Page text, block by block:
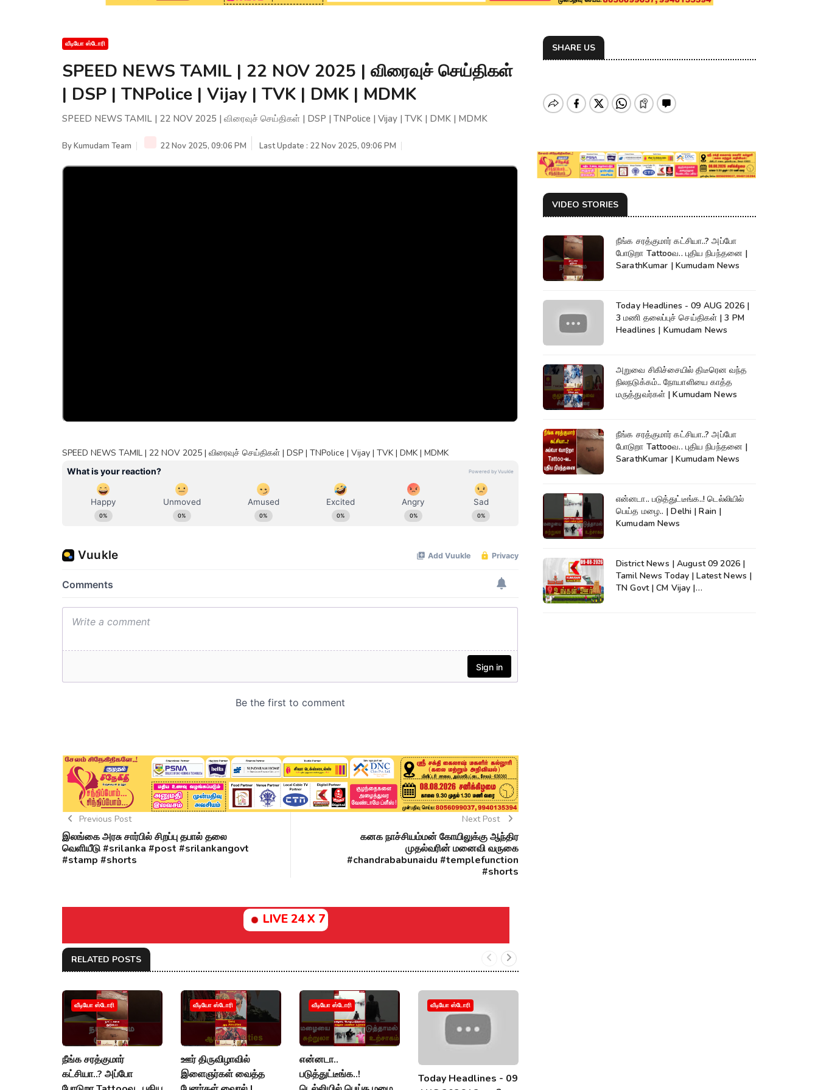
வீடியோ ஸ்டோரி
SPEED NEWS TAMIL | 22 NOV 2025 | விரைவுச் செய்திகள்
| DSP | TNPolice | Vijay | TVK | DMK | MDMK
SPEED NEWS TAMIL | 22 NOV 2025 | விரைவுச் செய்திகள் | DSP | TNPolice | Vijay | TVK | DMK | MDMK
ByKumudam Team 22 Nov 2025, 09:06 PM Last Update : 22 Nov 2025, 09:06 PM
SPEED NEWS TAMIL | 22 NOV 2025 | விரைவுச் செய்திகள் | DSP | TNPolice | Vijay | TVK | DMK | MDMK
Previous Post
இலங்கை அரசு சார்பில் சிறப்பு தபால் தலை
வெளியீடு #srilanka #post #srilankangovt
#stamp #shorts
Next Post
கனக நாச்சியம்மன் கோயிலுக்கு ஆந்திர
முதல்வரின் மனைவி வருகை
#chandrababunaidu #templefunction
#shorts
LIVE 24 X 7
RELATED POSTS
வீடியோ ஸ்டோரி
நீங்க சரத்குமார்
கட்சியா..? அப்போ
வீடியோ ஸ்டோரி
ஊர் திருவிழாவில்
இளைஞர்கள் வைத்த
வீடியோ ஸ்டோரி
என்னடா..
படுத்துட்டீங்க..!
வீடியோ ஸ்டோரி
Today Headlines - 09
SHARE US
VIDEO STORIES
நீங்க சரத்குமார் கட்சியா..? அப்போ
போடுறா Tattooவ.. புதிய நிபந்தனை |
SarathKumar | Kumudam News
Today Headlines - 09 AUG 2026 |
3 மணி தலைப்புச் செய்திகள் | 3 PM
Headlines | Kumudam News
அறுவை சிகிச்சையில் திடீரென வந்த
நிலநடுக்கம்.. நோயாளியை காத்த
மருத்துவர்கள் | Kumudam News
நீங்க சரத்குமார் கட்சியா..? அப்போ
போடுறா Tattooவ.. புதிய நிபந்தனை |
SarathKumar | Kumudam News
என்னடா.. படுத்துட்டீங்க..! டெல்லியில்
பெய்த மழை.. | Delhi | Rain |
Kumudam News
District News | August 09 2026 |
Tamil News Today | Latest News |
TN Govt | CM Vijay |